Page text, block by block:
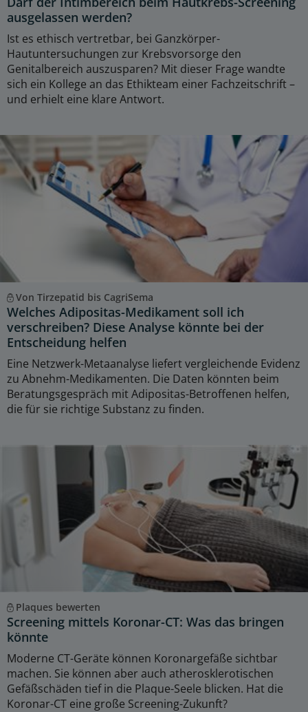
ausgelassen werden?
Ist es ethisch vertretbar, bei Ganzkörper-
Hautuntersuchungen zur Krebsvorsorge den
Genitalbereich auszusparen? Mit dieser Frage wandte
sich ein Kollege an das Ethikteam einer Fachzeitschrift –
und erhielt eine klare Antwort.
Von Tirzepatid bis CagriSema
Welches Adipositas-Medikament soll ich
verschreiben? Diese Analyse könnte bei der
Entscheidung helfen
Eine Netzwerk-Metaanalyse liefert vergleichende Evidenz
zu Abnehm-Medikamenten. Die Daten könnten beim
Beratungsgespräch mit Adipositas-Betroffenen helfen,
die für sie richtige Substanz zu finden.
Plaques bewerten
Screening mittels Koronar-CT: Was das bringen
könnte
Moderne CT-Geräte können Koronargefäße sichtbar
machen. Sie können aber auch atherosklerotischen
Gefäßschäden tief in die Plaque-Seele blicken. Hat die
Koronar-CT eine große Screening-Zukunft?